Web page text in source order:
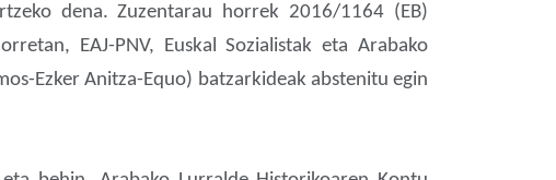
dena. Zuzentarau horrek 2016/1164 (EB)
EAJ-PNV, Euskal Sozialistak eta Arabako
Ezker Anitza-Equo) batzarkideak abstenitu egin